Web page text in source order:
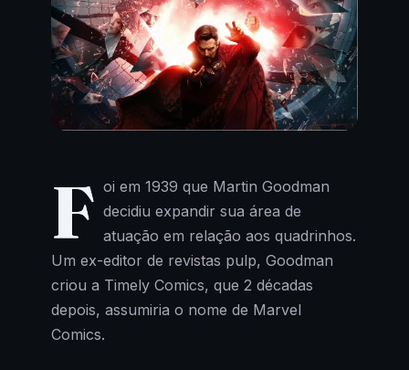
F oi em 1939 que Martin Goodman
decidiu expandir sua área de
atuação em relação aos quadrinhos.
Um ex-editor de revistas pulp, Goodman
criou a Timely Comics, que 2 décadas
depois, assumiria o nome de Marvel
Comics.